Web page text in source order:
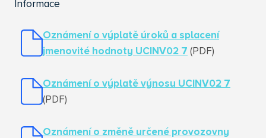
Informace
Oznámení o výplatě úroků a splacení
jmenovité hodnoty UCINV02 7 (PDF)
Oznámení o výplatě výnosu UCINV02 7
(PDF)
Oznámení o změně určené provozovny